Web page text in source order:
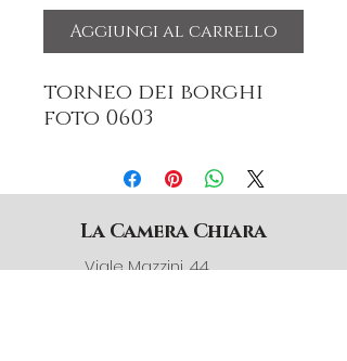
Aggiungi al carrello
torneo dei borghi
foto 0603
La Camera Chiara
Viale Mazzini, 44